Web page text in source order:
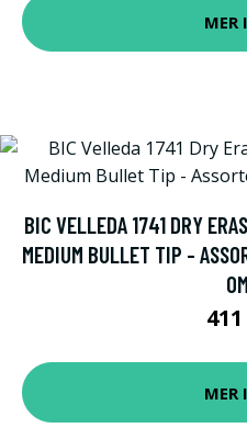
MER
BIC VELLEDA 1741 DRY
MEDIUM BULLET TIP -
411
MER